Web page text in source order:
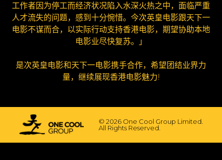
工作者因为停工而经济状况陷入水深火热之中，面临严重
人才流失的问题，感到十分惋惜。今次英皇电影跟天下一
电影不谋而合，以实际行动支持香港电影，期望协助本地
电影业尽快复苏。」
是次英皇电影和天下一电影携手合作，希望团结业界力
量，继续展现香港电影魅力!
© 2026 One Cool Group Limited.
All Rights Reserved.